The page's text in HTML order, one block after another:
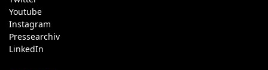
Youtube
Instagram
Pressearchiv
LinkedIn